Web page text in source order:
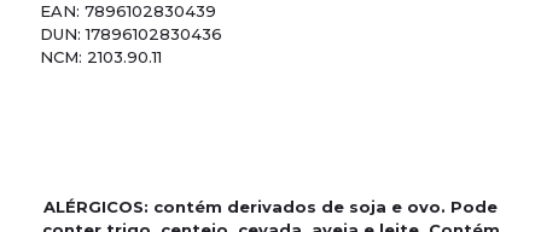
EAN: 7896102830439
DUN: 17896102830436
NCM: 2103.90.11
ALÉRGICOS: contém derivados de soja e ovo. Pode